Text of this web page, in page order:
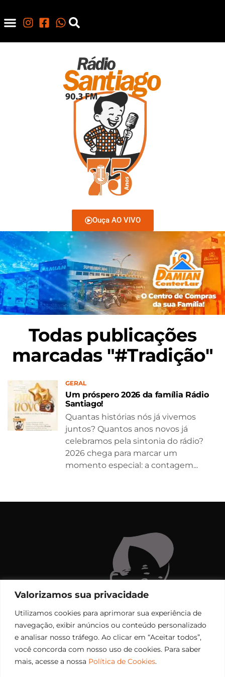
Valorizamos sua privacidade
Utilizamos cookies para aprimorar sua experiência de
navegação, exibir anúncios ou conteúdo personalizado
e analisar nosso tráfego. Ao clicar em “Aceitar todos”,
você concorda com nosso uso de cookies. Para saber
mais, acesse a nossa Política de Cookies.
Ouça AO VIVO
Todas publicações
marcadas "#Tradição"
GERAL
Um próspero 2026 da família Rádio
Santiago!
Quantas histórias nós já vivemos
juntos? Quantos anos novos já
celebramos pela sintonia do rádio?
2026 chega para marcar um
momento especial: a contagem...